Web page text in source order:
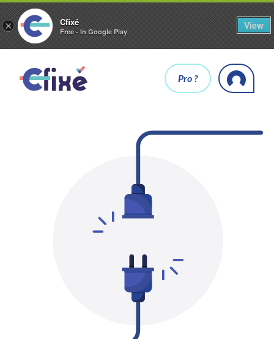
× Cfixé
Free - In Google Play
View
Pro ?